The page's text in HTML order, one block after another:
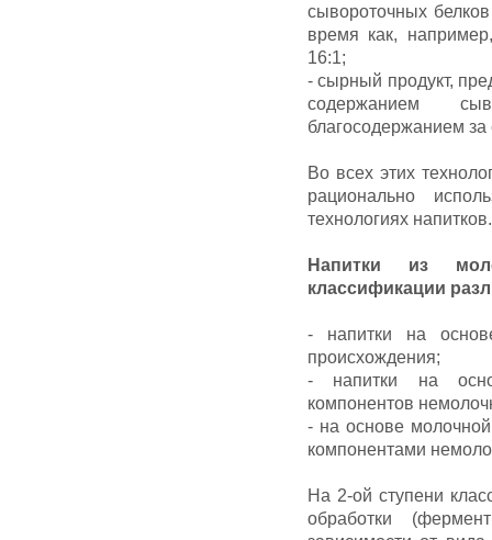
сывороточных
время как,
16:1;
- сырный продукт,
содержанием
благосодержанием за
Во всех этих
рационально
технологиях напитков.
Напитки из
классификации
- напитки на
происхождения;
- напитки на
компонентов
- на основе
компонентами
На 2-ой ступени
обработки